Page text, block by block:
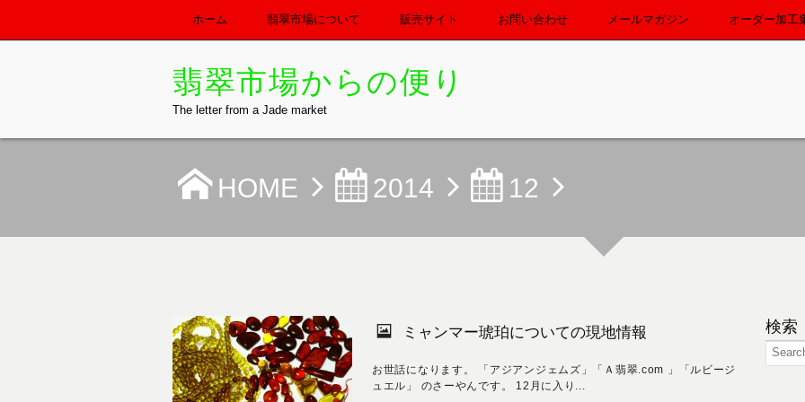
ホーム 翡翠市場について 販売サイト お問い合わせ メールマガジン オーダー加工
翡翠市場からの便り
The letter from a Jade market
HOME 2014 12
ミャンマー琥珀についての現地情報
お世話になります。 「アジアンジェムズ」「Ａ翡翠.com 」「ルビージ
ュエル」 のさーやんです。 12月に入り...
検索